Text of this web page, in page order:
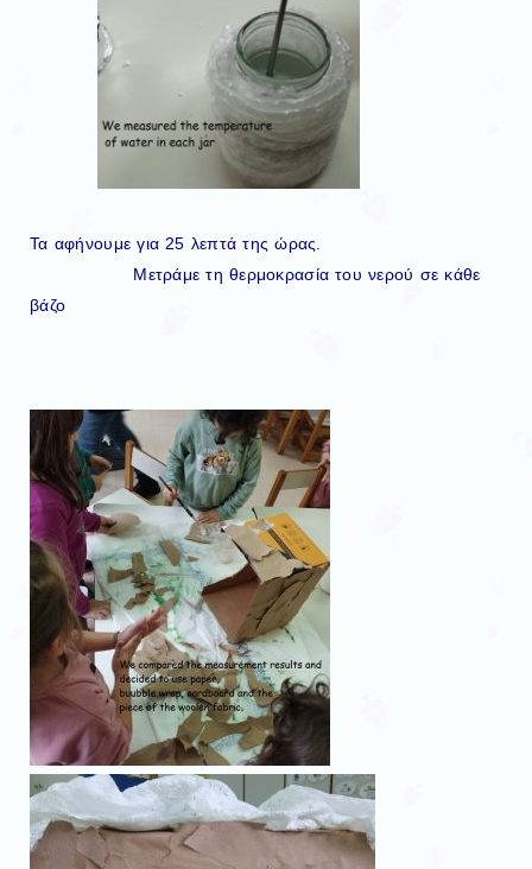
Τα αφήνουμε για 25 λεπτά της ώρας.
Μετράμε τη θερμοκρασία του νερού σε κάθε
βάζο